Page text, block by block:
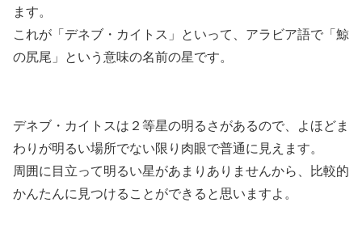
ます。
これが「デネブ・カイトス」といって、アラビア語で「鯨
の尻尾」という意味の名前の星です。
デネブ・カイトスは２等星の明るさがあるので、よほどま
わりが明るい場所でない限り肉眼で普通に見えます。
周囲に目立って明るい星があまりありませんから、比較的
かんたんに見つけることができると思いますよ。